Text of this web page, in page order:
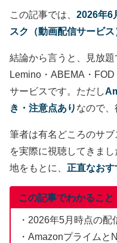
この記事では、 2026年6
スク（動画配信サービス
結論から言うと、見放
Lemino・ABEMA・
サービスです。ただし
き・注意点あり なので、
筆者は有名どころのサ
を実際に視聴してきま
地をもとに、 正直なおす
この記事でわかること
・2026年5月時点の配
・Amazonプライムと